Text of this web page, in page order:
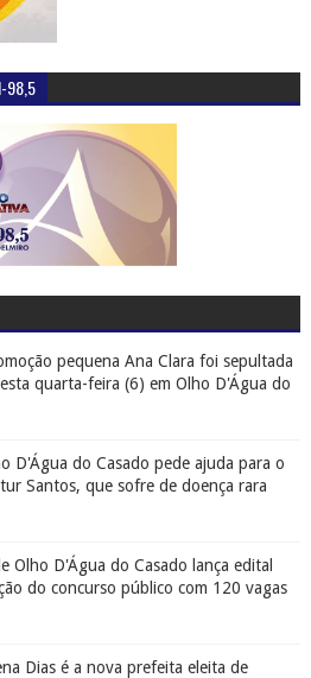
98,5
pequena Ana Clara foi sepultada
quarta-feira (6) em Olho D'Água do
D'Água do Casado pede ajuda para o
Santos, que sofre de doença rara
Olho D'Água do Casado lança edital
do concurso público com 120 vagas
Dias é a nova prefeita eleita de